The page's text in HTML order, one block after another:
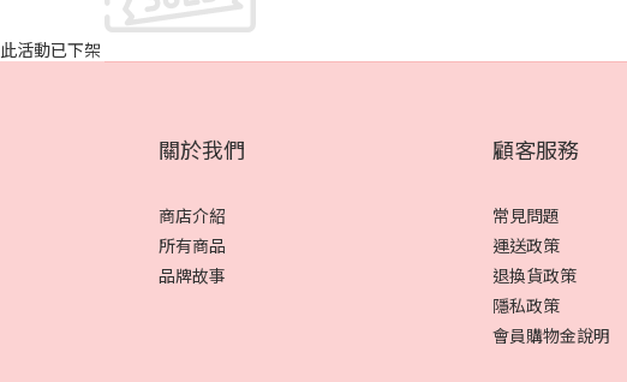
此活動已下架
關於我們
商店介紹
所有商品
品牌故事
顧客服務
常見問題
運送政策
退換貨政策
隱私政策
會員購物金說明